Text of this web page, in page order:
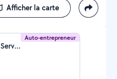
Afficher la carte
Auto-entrepreneur
Adrian-Bogdan Ates (A Services)